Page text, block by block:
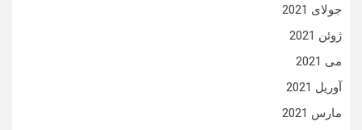
جولای 2021
ژوئن 2021
می 2021
آوریل 2021
مارس 2021